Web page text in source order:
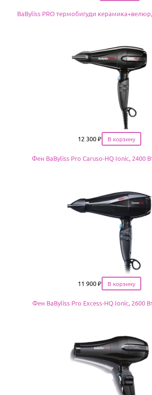
BaByliss PRO термобигуди керамика+велюр,
Цена
12 300₽
Фен BaByliss Pro Caruso-HQ Ionic, 2400
Цена
11 900₽
Фен BaByliss Pro Excess-HQ Ionic, 2600